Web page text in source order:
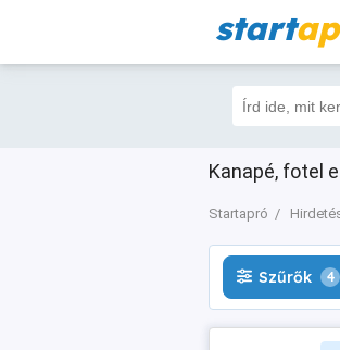
start
Kanapé, fotel
Startapró
Szűrők 4
Szűrők 4